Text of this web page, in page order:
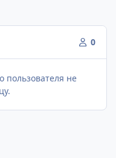
0
пользователя не